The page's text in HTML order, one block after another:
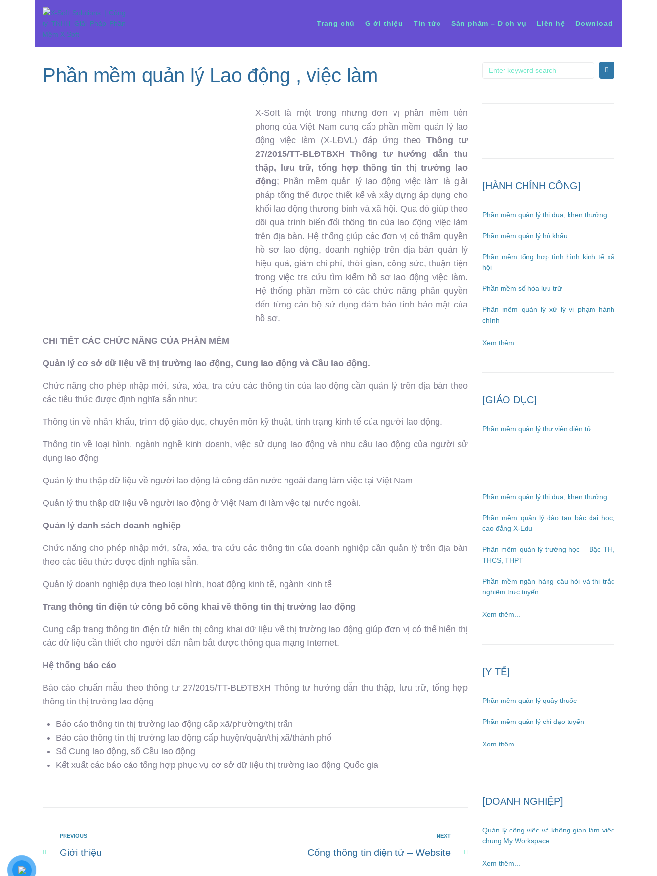
Trang chủ Giới thiệu Tin tức Sản phẩm – Dịch vụ Liên hệ Download
Phần mềm quản lý Lao động , việc làm
X-Soft là một trong những đơn vị phần mềm tiên
phong của Việt Nam cung cấp phần mềm quản lý lao
động việc làm (X-LĐVL) đáp ứng theo Thông tư
27/2015/TT-BLĐTBXH Thông tư hướng dẫn thu
thập, lưu trữ, tổng hợp thông tin thị trường lao
động; Phần mềm quản lý lao động việc làm là giải
pháp tổng thể được thiết kế và xây dựng áp dụng cho
khối lao động thương binh và xã hội. Qua đó giúp theo
dõi quá trình biến đổi thông tin của lao động việc làm
trên địa bàn. Hệ thống giúp các đơn vị có thẩm quyền
hồ sơ lao động, doanh nghiệp trên địa bàn quản lý
hiệu quả, giảm chi phí, thời gian, công sức, thuận tiện
trọng việc tra cứu tìm kiếm hồ sơ lao động việc làm.
Hệ thống phần mềm có các chức năng phân quyền
đến từng cán bộ sử dụng đảm bảo tính bảo mật của
hồ sơ.
CHI TIẾT CÁC CHỨC NĂNG CỦA PHẦN MỀM
Quản lý cơ sở dữ liệu về thị trường lao động, Cung lao động và Cầu lao động.
Chức năng cho phép nhập mới, sửa, xóa, tra cứu các thông tin của lao động cần quản lý trên địa bàn theo
các tiêu thức được định nghĩa sẵn như:
Thông tin về nhân khẩu, trình độ giáo dục, chuyên môn kỹ thuật, tình trạng kinh tế của người lao động.
Thông tin về loại hình, ngành nghề kinh doanh, việc sử dụng lao động và nhu cầu lao động của người sử
dụng lao động
Quản lý thu thập dữ liệu về người lao động là công dân nước ngoài đang làm việc tại Việt Nam
Quản lý thu thập dữ liệu về người lao động ở Việt Nam đi làm vệc tại nước ngoài.
Quản lý danh sách doanh nghiệp
Chức năng cho phép nhập mới, sửa, xóa, tra cứu các thông tin của doanh nghiệp cần quản lý trên địa bàn
theo các tiêu thức được định nghĩa sẵn.
Quản lý doanh nghiệp dựa theo loại hình, hoạt động kinh tế, ngành kinh tế
Trang thông tin điện tử công bố công khai về thông tin thị trường lao động
Cung cấp trang thông tin điện tử hiển thị công khai dữ liệu về thị trường lao động giúp đơn vị có thể hiển thị
các dữ liệu cần thiết cho người dân nắm bắt được thông qua mạng Internet.
Hệ thống báo cáo
Báo cáo chuẩn mẫu theo thông tư 27/2015/TT-BLĐTBXH Thông tư hướng dẫn thu thập, lưu trữ, tổng hợp
thông tin thị trường lao động
Báo cáo thông tin thị trường lao động cấp xã/phường/thị trấn
Báo cáo thông tin thị trường lao động cấp huyện/quận/thị xã/thành phố
Sổ Cung lao động, sổ Cầu lao động
Kết xuất các báo cáo tổng hợp phục vụ cơ sở dữ liệu thị trường lao động Quốc gia
PREVIOUS
Giới thiệu
NEXT
Cổng thông tin điện tử – Website
[HÀNH CHÍNH CÔNG]
Phần mềm quản lý thi đua, khen thưởng
Phần mềm quản lý hộ khẩu
Phần mềm tổng hợp tình hình kinh tế xã
hội
Phần mềm số hóa lưu trữ
Phần mềm quản lý xử lý vi phạm hành
chính
Xem thêm...
[GIÁO DỤC]
Phần mềm quản lý thư viện điện tử
Phần mềm quản lý thi đua, khen thưởng
Phần mềm quản lý đào tạo bậc đại học,
cao đẳng X-Edu
Phần mềm quản lý trường học – Bậc TH,
THCS, THPT
Phần mềm ngân hàng câu hỏi và thi trắc
nghiệm trực tuyến
Xem thêm...
[Y TẾ]
Phần mềm quản lý quầy thuốc
Phần mềm quản lý chỉ đạo tuyến
Xem thêm...
[DOANH NGHIỆP]
Quản lý công việc và không gian làm việc
chung My Workspace
Xem thêm...